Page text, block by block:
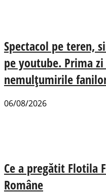
Spectacol pe teren,
pe youtube. Prima
nemulțumirile
06/08/2026
Ce a pregătit Flotila
Române